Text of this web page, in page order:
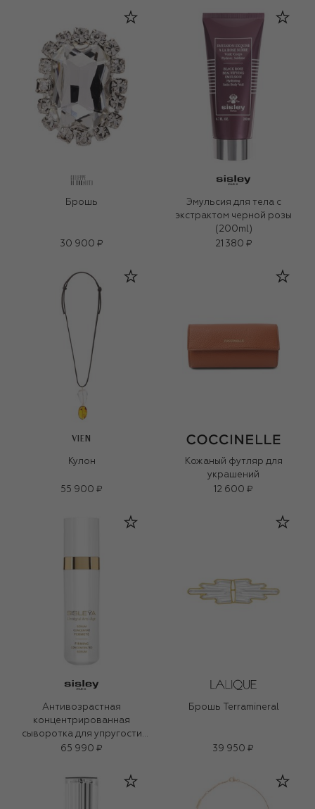
Брошь
30 900 ₽
Эмульсия для тела с
экстрактом черной розы
(200ml)
21 380 ₽
VIEN
Кулон
55 900 ₽
Кожаный футляр для
украшений
12 600 ₽
Антивозрастная
концентрированная
сыворотка для упругости
кожи (30ml)
65 990 ₽
Брошь Terramineral
39 950 ₽